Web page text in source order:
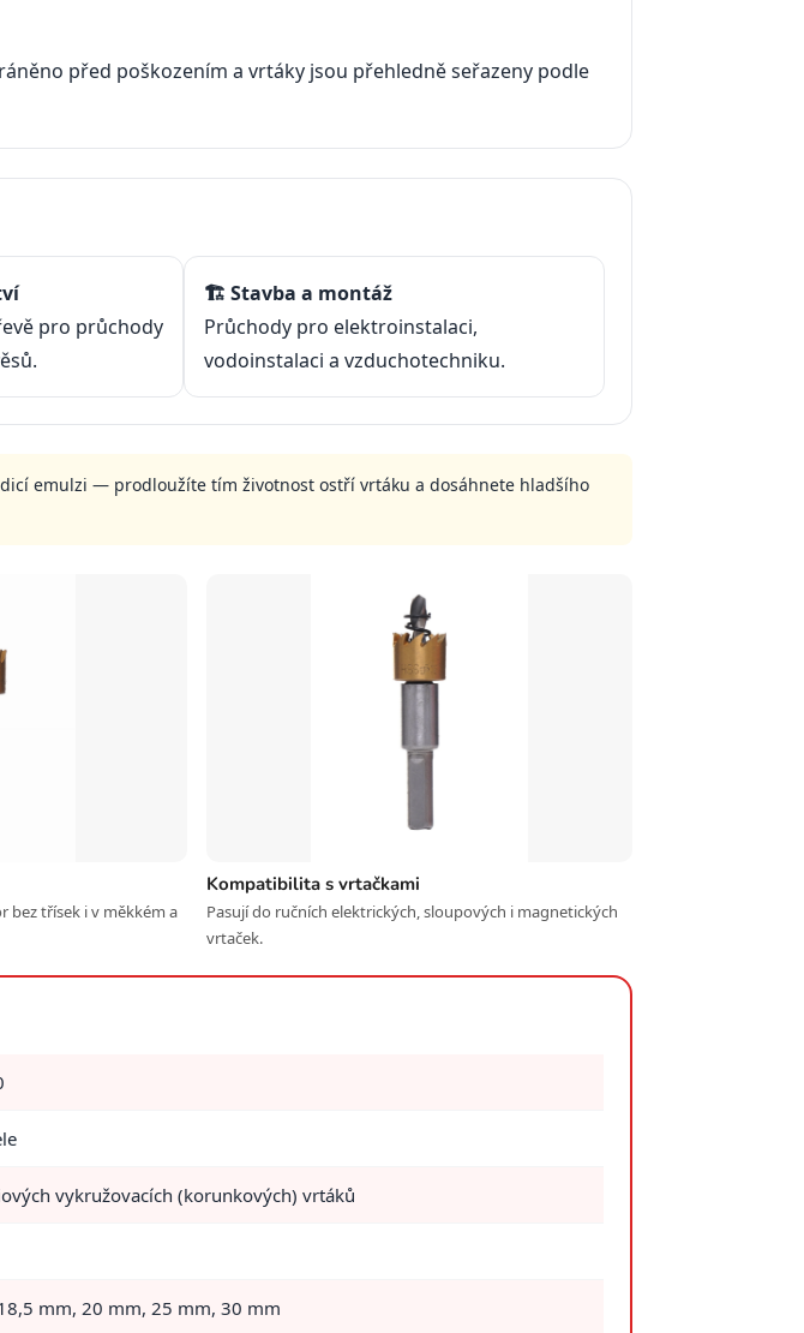
před poškozením a vrtáky jsou přehledně seřazeny podle
pro průchody
🏗️ Stavba a montáž
Průchody pro elektroinstalaci,
vodoinstalaci a vzduchotechniku.
emulzi — prodloužíte tím životnost ostří vrtáku a dosáhnete hladšího
bez třísek i v měkkém a
Kompatibilita s vrtačkami
Pasují do ručních elektrických, sloupových i magnetických
vrtaček.
vykružovacích (korunkových) vrtáků
mm, 20 mm, 25 mm, 30 mm